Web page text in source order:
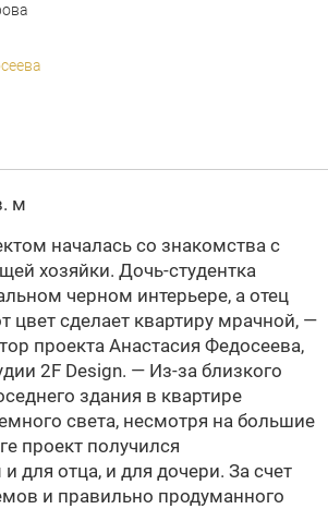
м
началась со знакомства с
хозяйки. Дочь-студентка
черном интерьере, а отец
цвет сделает квартиру мрачной, —
проекта Анастасия Федосеева,
2F Design. — Из-за близкого
здания в квартире
света, несмотря на большие
проект получился
для отца, и для дочери. За счет
и правильно продуманного